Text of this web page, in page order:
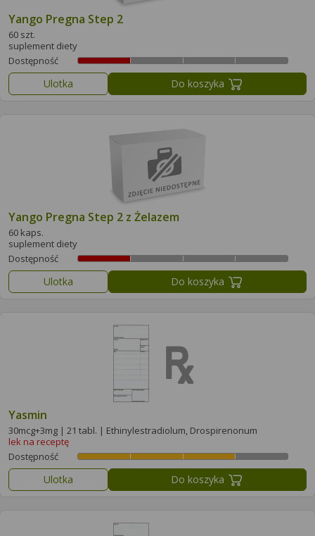
Yango Pregna Step 2
60 szt.
suplement diety
Dostępność
Ulotka Do koszyka
Yango Pregna Step 2 z Żelazem
60 kaps.
suplement diety
Dostępność
Ulotka Do koszyka
Yasmin
30mcg+3mg | 21 tabl. | Ethinylestradiolum, Drospirenonum
lek na receptę
Dostępność
Ulotka Do koszyka